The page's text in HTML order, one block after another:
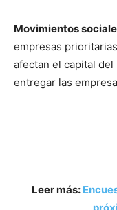
Movimientos
empresas
afectan el capital del
entregar las
Leer más: